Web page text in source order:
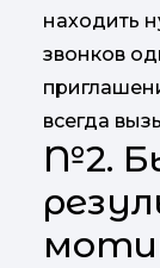
находить
звонков
всегда
№2.